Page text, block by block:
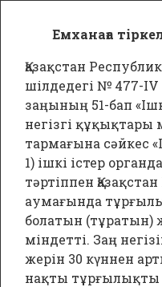
г. Алматы, мкр. Улжан 1
Қаз Рус
КГП на ПХВ
№23"
Емханаға
Қазақстан
шілдедегі № 477-
заңының 51-бап
негізгі құқықтары
тармағына сәйкес
1) ішкі істер
тәртіппен
аумағында
болатын (тұратын)
міндетті. Заң
жерін 30 күннен
нақты